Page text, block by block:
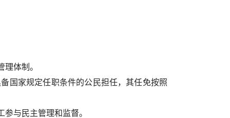
体制。
国家规定任职条件的公民担任，其任免按照
与民主管理和监督。